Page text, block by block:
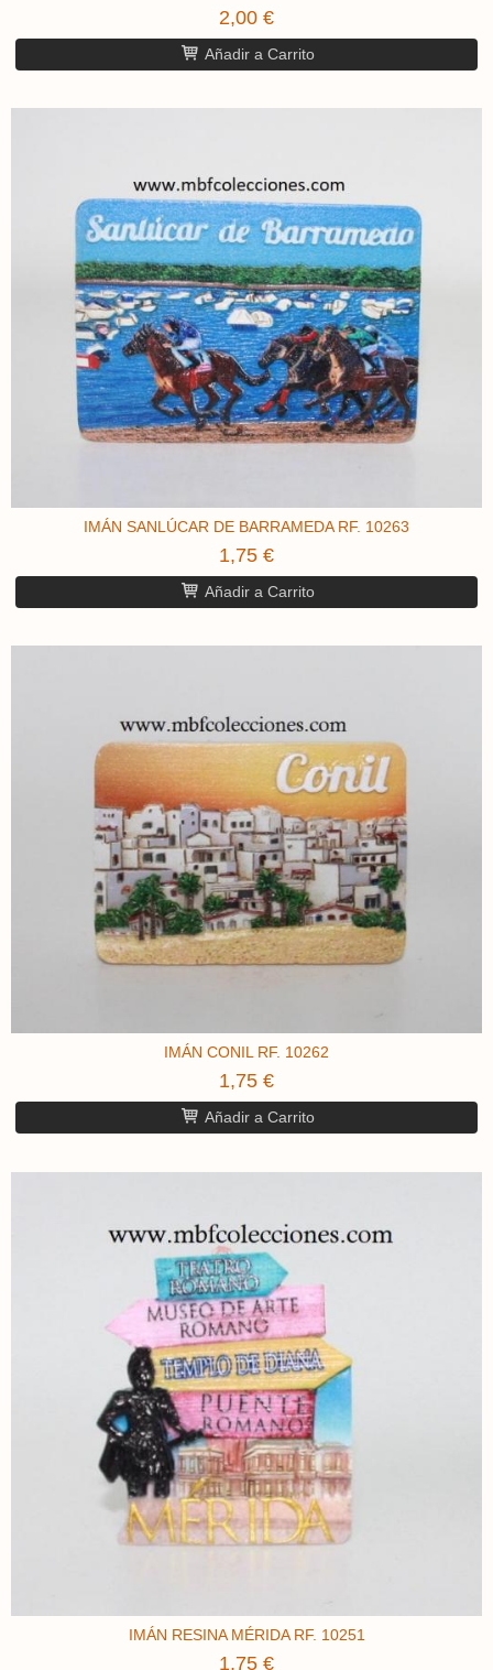
2,00 €
Añadir a Carrito
IMÁN SANLÚCAR DE BARRAMEDA RF. 10263
1,75 €
Añadir a Carrito
IMÁN CONIL RF. 10262
1,75 €
Añadir a Carrito
IMÁN RESINA MÉRIDA ​RF. 10251
1,75 €